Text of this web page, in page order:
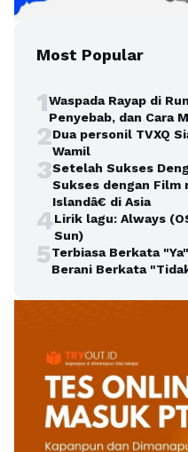
Most Popular
1Waspada Rayap di
Penyebab, dan Cara
2Dua personil TVXQ
Wamil
3Setelah Sukses
Sukses dengan
Islandâ€ di Asia
4Lirik lagu: Always
Sun)
5Terbiasa Berkata
Berani Berkata